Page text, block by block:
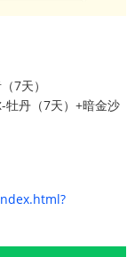
7天）
丹（7天）+暗金沙